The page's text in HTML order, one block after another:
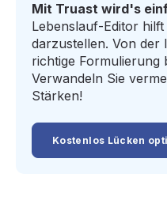
Mit Truast wird's
Lebenslauf-Editor
darzustellen. Von der
richtige Formulierung
Verwandeln Sie
Stärken!
Kostenlos Lücken